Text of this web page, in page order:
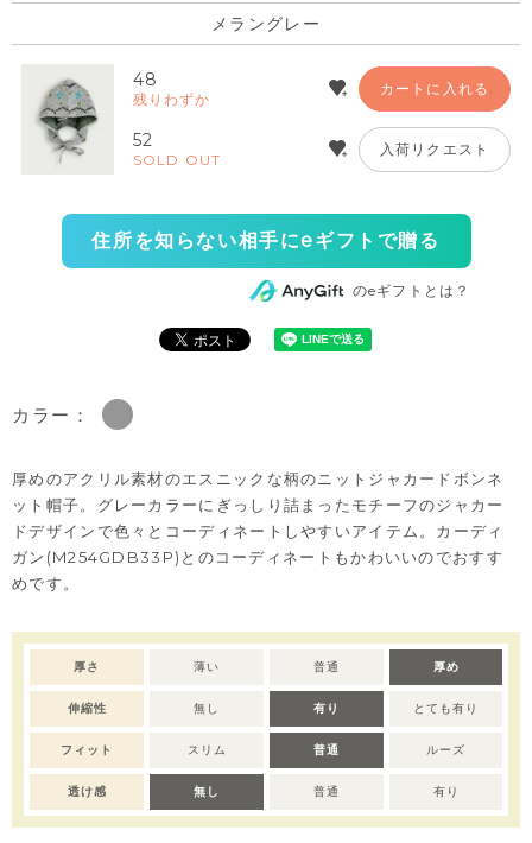
メラングレー
48
残りわずか
カートに入れる
52
SOLD OUT
入荷リクエスト
住所を知らない相手にeギフトで贈る
のeギフトとは？
カラー：
厚めのアクリル素材のエスニックな柄のニットジャカードボンネ
ット帽子。グレーカラーにぎっしり詰まったモチーフのジャカー
ドデザインで色々とコーディネートしやすいアイテム。カーディ
ガン(M254GDB33P)とのコーディネートもかわいいのでおすす
めです。
厚さ 薄い 普通 厚め
伸縮性 無し 有り とても有り
フィット スリム 普通 ルーズ
透け感 無し 普通 有り